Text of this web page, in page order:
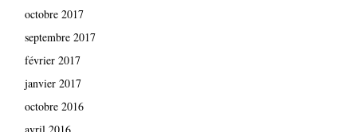
octobre 2017
septembre 2017
février 2017
janvier 2017
octobre 2016